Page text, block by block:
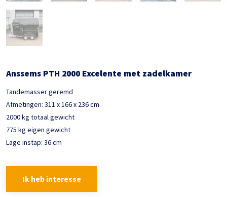
Anssems PTH 2000 Excelente met zadelkamer
Tandemasser geremd
Afmetingen: 311 x 166 x 236 cm
2000 kg totaal gewicht
775 kg eigen gewicht
Lage instap: 36 cm
Ik heb interesse